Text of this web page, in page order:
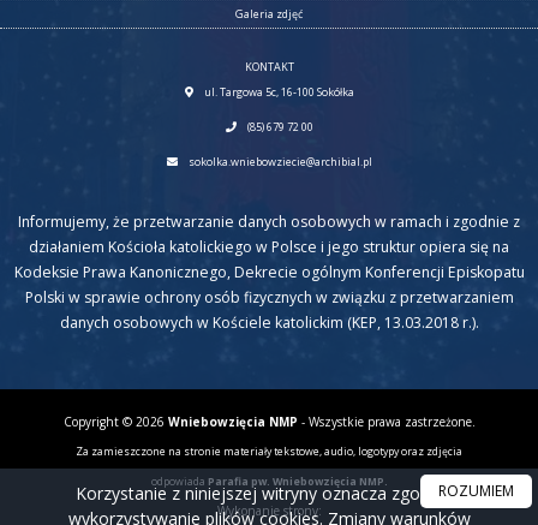
Galeria zdjęć
KONTAKT
ul. Targowa 5c, 16-100 Sokółka
(85) 679 72 00
sokolka.wniebowziecie@archibial.pl
Informujemy, że przetwarzanie danych osobowych w ramach i zgodnie z
działaniem Kościoła katolickiego w Polsce i jego struktur opiera się na
Kodeksie Prawa Kanonicznego, Dekrecie ogólnym Konferencji Episkopatu
Polski w sprawie ochrony osób fizycznych w związku z przetwarzaniem
danych osobowych w Kościele katolickim (KEP, 13.03.2018 r.).
Copyright © 2026 Wniebowzięcia NMP - Wszystkie prawa zastrzeżone.
Za zamieszczone na stronie materiały tekstowe, audio, logotypy oraz zdjęcia
odpowiada Parafia pw. Wniebowzięcia NMP.
Wykonanie strony:
Korzystanie z niniejszej witryny oznacza zgodę na
wykorzystywanie plików cookies. Zmiany warunków
ROZUMIEM